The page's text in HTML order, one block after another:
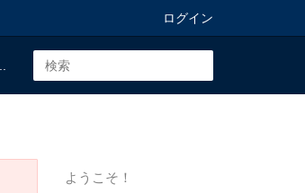
ログイン
ようこそ！